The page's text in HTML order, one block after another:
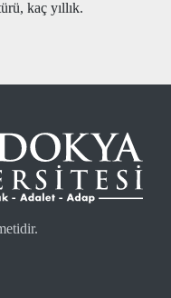
kaç yıllık.